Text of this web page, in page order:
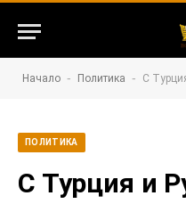
Начало - Политика - С Турция и
ПОЛИТИКА
С Турция и